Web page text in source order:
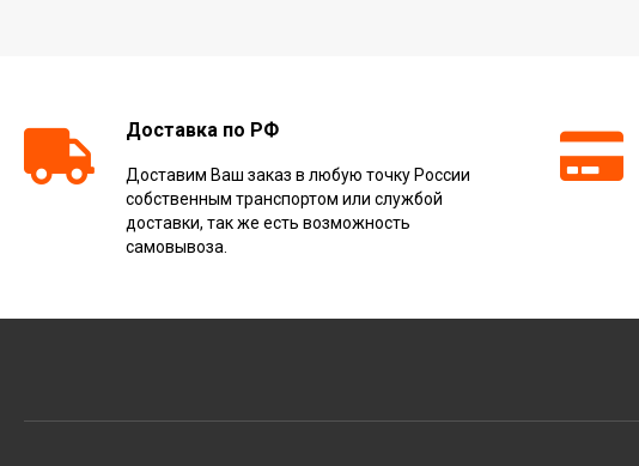
Доставка по РФ
Доставим Ваш заказ в любую точку России
собственным транспортом или службой
доставки, так же есть возможность
самовывоза.